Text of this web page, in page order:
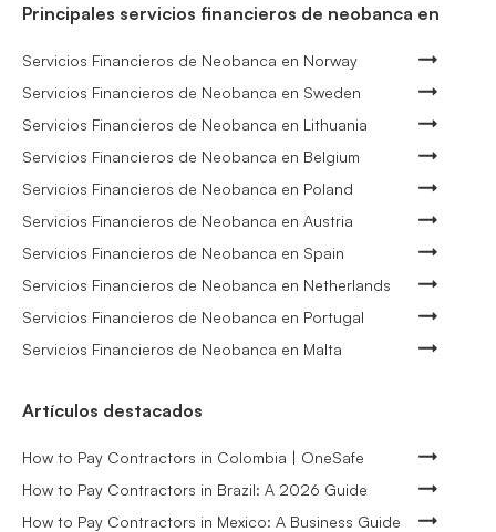
Principales servicios financieros de neobanca en
Servicios Financieros de Neobanca en Norway
Servicios Financieros de Neobanca en Sweden
Servicios Financieros de Neobanca en Lithuania
Servicios Financieros de Neobanca en Belgium
Servicios Financieros de Neobanca en Poland
Servicios Financieros de Neobanca en Austria
Servicios Financieros de Neobanca en Spain
Servicios Financieros de Neobanca en Netherlands
Servicios Financieros de Neobanca en Portugal
Servicios Financieros de Neobanca en Malta
Artículos destacados
How to Pay Contractors in Colombia | OneSafe
How to Pay Contractors in Brazil: A 2026 Guide
How to Pay Contractors in Mexico: A Business Guide